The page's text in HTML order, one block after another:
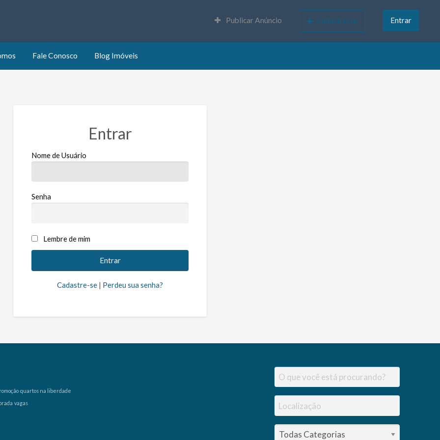
Publicar Anúncio Cadastre-se Entrar
Fale Conosco Blog Imóveis
Entrar
Nome de Usuário
Senha
Lembre de mim
Cadastre-se | Perdeu sua senha?
quartos na liberdade
vagas